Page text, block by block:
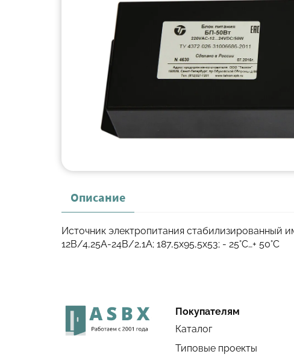
Описание
Источник электропитания стабилизированный
12В/4,25А-24В/2,1А; 187,5х95,5х53; - 25°C…+ 50°C
Покупателям
Каталог
Типовые проекты